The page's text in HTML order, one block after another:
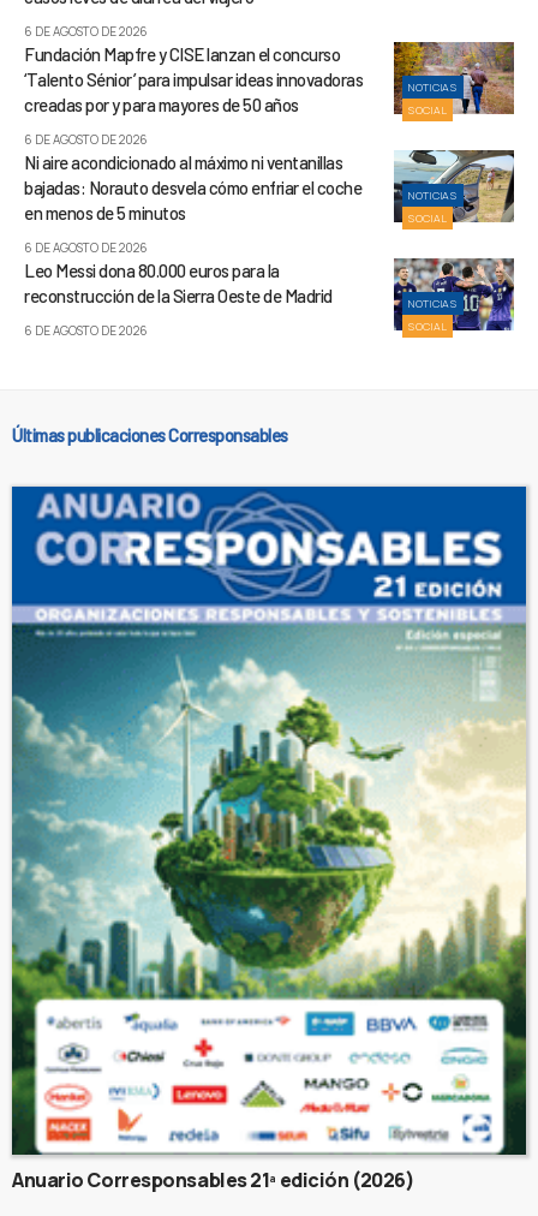
6 DE AGOSTO DE 2026
NOTICIAS
SOCIAL
Fundación Mapfre y CISE lanzan el concurso
‘Talento Sénior’ para impulsar ideas innovadoras
creadas por y para mayores de 50 años
6 DE AGOSTO DE 2026
NOTICIAS
SOCIAL
Ni aire acondicionado al máximo ni ventanillas
bajadas: Norauto desvela cómo enfriar el coche
en menos de 5 minutos
6 DE AGOSTO DE 2026
NOTICIAS
SOCIAL
Leo Messi dona 80.000 euros para la
reconstrucción de la Sierra Oeste de Madrid
6 DE AGOSTO DE 2026
Últimas publicaciones Corresponsables
Anuario Corresponsables 21ª edición (2026)